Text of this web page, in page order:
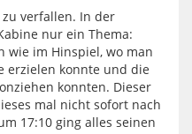
verfallen. In der
nur ein Thema:
wie im Hinspiel, wo man
erzielen konnte und die
konnten. Dieser
mal nicht sofort nach
17:10 ging alles seinen